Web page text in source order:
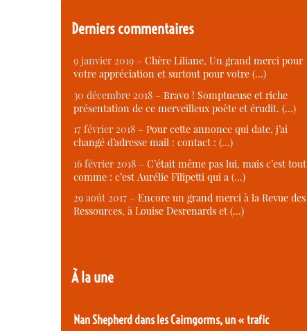
Derniers commentaires
9 janvier 2019 – Chère Liliane, Un grand merci pour
votre appréciation et surtout pour votre (…)
30 décembre 2018 – Bravo ! Somptueuse et riche
présentation de ce merveilleux poète et érudit. (…)
17 février 2018 – Pour cette annonce qui date, j’ai
changé d’adresse mail : contact : (…)
16 février 2018 – C’était même pas lui, mais c’est tout
comme : c’est Aurélie Filipetti qui a (…)
29 août 2017 – Encore un grand merci à la Revue des
Ressources, à Louise Desrenards et (…)
À la une
Nan Shepherd dans les Cairngorms, un « trafic